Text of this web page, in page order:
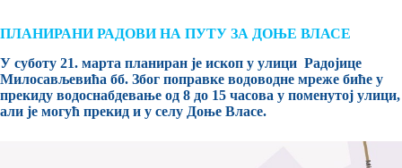
ПЛАНИРАНИ РАДОВИ НА ПУТУ ЗА ДОЊЕ ВЛАСЕ
У суботу 21. марта планиран је ископ у улици Радојице
Милосављевића бб. Због поправке водоводне мреже биће у
прекиду водоснабдевање од 8 до 15 часова у поменутој улици,
али је могућ прекид и у селу Доње Власе.